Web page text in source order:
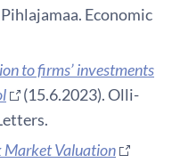
Economic
to firms’ investments
(15.6.2023). Olli-
Market Valuation